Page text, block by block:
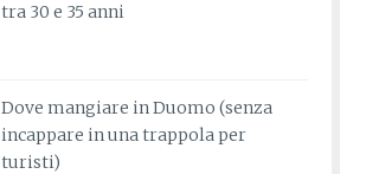
tra 30 e 35 anni
Dove mangiare in Duomo (senza
incappare in una trappola per
turisti)